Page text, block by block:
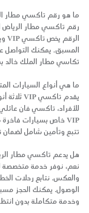
ما هو رقم تاكسي مطار
رقم تاكسي مطار الرياض
الرقم يخص تاكسي VIP
المسبق. يمكنك التواصل
تكاسي مطار الملك خالد
ما هي أنواع السيارات
يقدم تاكسي VIP
ثلاثة
للأفراد، تاكسي فان
VIP خاص
بسيارات
تتبع وتأمين شامل لضمان
هل يدعم تاكسي مطار
نعم، نوفر خدمة متخصصة
والعكس. نتابع رحلات
الوصول. يمكنك الحجز
وخدمة متكاملة بدون